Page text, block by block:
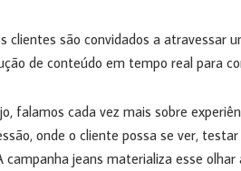
clientes são convidados a atravessar
de conteúdo em tempo real para
falamos cada vez mais sobre
onde o cliente possa se ver,
jeans materializa esse